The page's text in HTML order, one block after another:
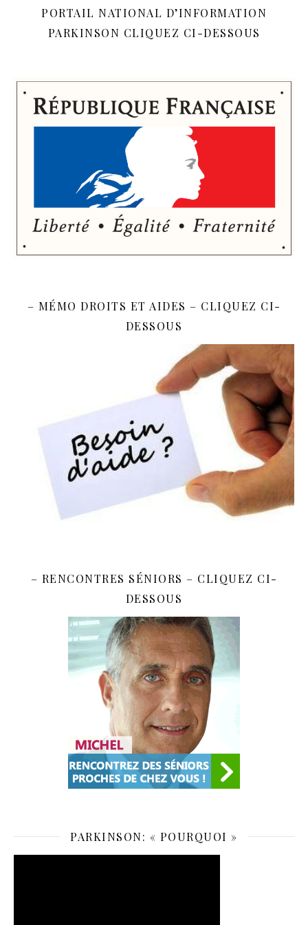
PORTAIL NATIONAL D’INFORMATION
PARKINSON CLIQUEZ CI-DESSOUS
– MÉMO DROITS ET AIDES – CLIQUEZ CI-
DESSOUS
– RENCONTRES SÉNIORS – CLIQUEZ CI-
DESSOUS
PARKINSON: « POURQUOI »